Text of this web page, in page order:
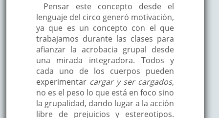
Pensar este concepto desde el
lenguaje del circo generó motivación,
ya que es un concepto con el que
trabajamos durante las clases para
afianzar la acrobacia grupal desde
una mirada integradora. Todos y
cada uno de los cuerpos pueden
experimentar cargar y ser cargados,
no es el peso lo que está en foco sino
la grupalidad, dando lugar a la acción
libre de prejuicios y estereotipos.